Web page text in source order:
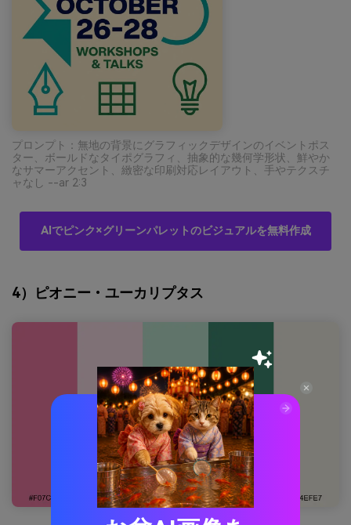
プロンプト：無地の背景にグラフィックデザインのイベントポス
ター、ボールドなタイポグラフィ、抽象的な幾何学形状、鮮やか
なサマーアクセント、緻密な印刷対応レイアウト、手やテクスチ
ャなし --ar 2:3
AIでピンク×グリーンパレットのビジュアルを無料作成
4）ピオニー・ユーカリプタス